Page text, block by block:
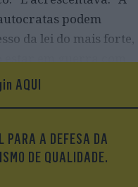
podem
da lei do mais forte,
estar em guerra com
de incertezas e
AQUI
PARA A DEFESA DA
DE QUALIDADE.